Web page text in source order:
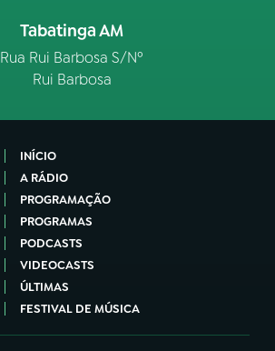
Tabatinga AM
Rua Rui Barbosa S/Nº
Rui Barbosa
INÍCIO
A RÁDIO
PROGRAMAÇÃO
PROGRAMAS
PODCASTS
VIDEOCASTS
ÚLTIMAS
FESTIVAL DE MÚSICA